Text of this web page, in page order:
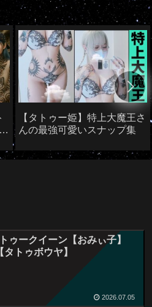
【タトゥー姫】特上大魔王さ
んの最強可愛いスナップ集
ゥークイーン【おみぃ子】
タトゥボウヤ】
2026.07.05